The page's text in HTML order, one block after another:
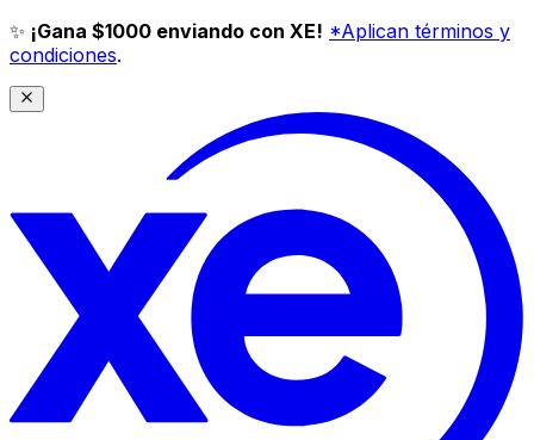
✨ ¡Gana $1000 enviando con XE! *Aplican términos y
condiciones.